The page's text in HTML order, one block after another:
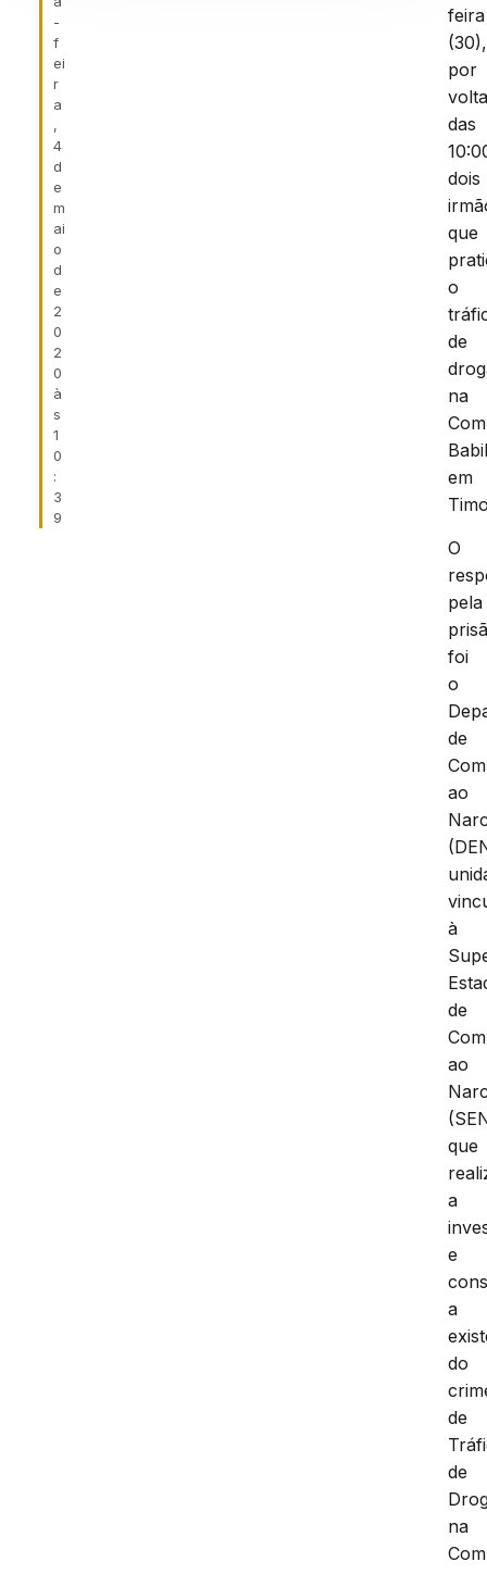
-
f
ei
r
a
,
4
d
e
m
ai
o
d
e
2
0
2
0
à
s
1
0
:
3
9
feira
(30),
por
das
dois
que
o
de
na
em
O
pela
foi
o
de
ao
à
de
ao
que
a
e
a
do
de
de
na